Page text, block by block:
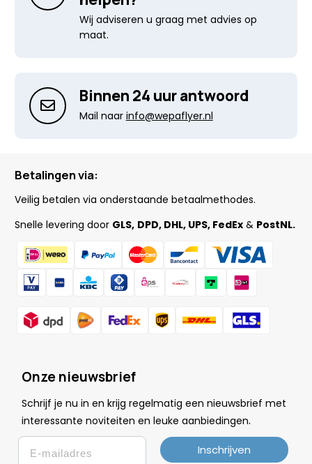
Wij adviseren u graag met advies op
maat.
Binnen 24 uur antwoord
Mail naar info@wepaflyer.nl
Betalingen via:
Veilig betalen via onderstaande betaalmethodes.
Snelle levering door GLS, DPD, DHL, UPS, FedEx & PostNL.
Onze nieuwsbrief
Schrijf je nu in en krijg regelmatig een nieuwsbrief met
interessante noviteiten en leuke aanbiedingen.
Email
Inschrijven